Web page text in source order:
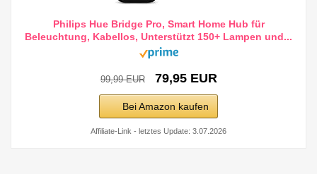
Philips Hue Bridge Pro, Smart Home Hub für
Beleuchtung, Kabellos, Unterstützt 150+ Lampen und...
99,99 EUR 79,95 EUR
Bei Amazon kaufen
Affiliate-Link - letztes Update: 3.07.2026